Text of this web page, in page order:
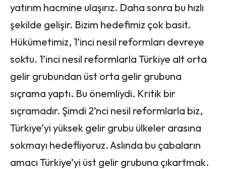
yatırım hacmine ulaşırız. Daha sonra bu hızlı
şekilde gelişir. Bizim hedefimiz çok basit.
Hükümetimiz, 1’inci nesil reformları devreye
soktu. 1’inci nesil reformlarla Türkiye alt orta
gelir grubundan üst orta gelir grubuna
sıçrama yaptı. Bu önemliydi. Kritik bir
sıçramadır. Şimdi 2’nci nesil reformlarla biz,
Türkiye’yi yüksek gelir grubu ülkeler arasına
sokmayı hedefliyoruz. Aslında bu çabaların
amacı Türkiye’yi üst gelir grubuna çıkartmak.